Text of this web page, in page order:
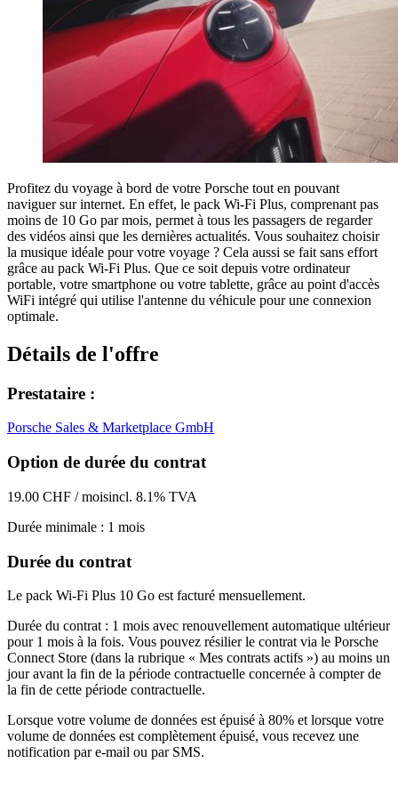
Profitez du voyage à bord de votre Porsche tout en pouvant
naviguer sur internet. En effet, le pack Wi-Fi Plus, comprenant pas
moins de 10 Go par mois, permet à tous les passagers de regarder
des vidéos ainsi que les dernières actualités. Vous souhaitez choisir
la musique idéale pour votre voyage ? Cela aussi se fait sans effort
grâce au pack Wi-Fi Plus. Que ce soit depuis votre ordinateur
portable, votre smartphone ou votre tablette, grâce au point d'accès
WiFi intégré qui utilise l'antenne du véhicule pour une connexion
optimale.
Détails de l'offre
Prestataire :
Porsche Sales & Marketplace GmbH
Option de durée du contrat
19.00 CHF / moisincl. 8.1% TVA
Durée minimale : 1 mois
Durée du contrat
Le pack Wi-Fi Plus 10 Go est facturé mensuellement.
Durée du contrat : 1 mois avec renouvellement automatique ultérieur
pour 1 mois à la fois. Vous pouvez résilier le contrat via le Porsche
Connect Store (dans la rubrique « Mes contrats actifs ») au moins un
jour avant la fin de la période contractuelle concernée à compter de
la fin de cette période contractuelle.
Lorsque votre volume de données est épuisé à 80% et lorsque votre
volume de données est complètement épuisé, vous recevez une
notification par e-mail ou par SMS.